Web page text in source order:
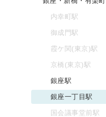
内幸町駅
御成門駅
霞ケ関(東京)駅
京橋(東京)駅
銀座駅
銀座一丁目駅
国会議事堂前駅